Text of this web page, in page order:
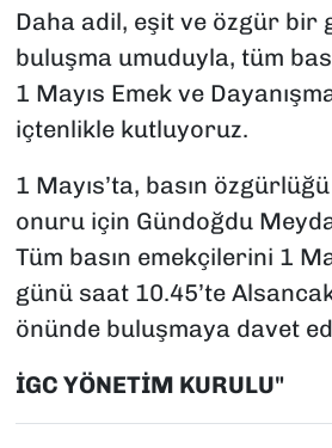
Daha adil, eşit ve özgür bir
buluşma umuduyla, tüm
1 Mayıs Emek ve
içtenlikle kutluyoruz.
1 Mayıs’ta, basın
onuru için Gündoğdu
Tüm basın emekçilerini 1
günü saat 10.45’te
önünde buluşmaya davet
İGC YÖNETİM KURULU"